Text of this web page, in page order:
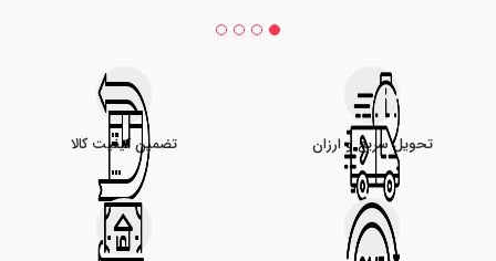
تحویل سریع و ارزان تضمین کیفیت کالا